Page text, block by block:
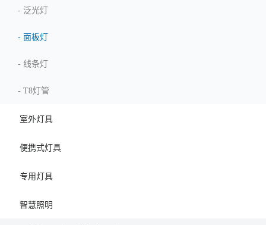
- 泛光灯
- 面板灯
- 线条灯
- T8灯管
室外灯具
便携式灯具
专用灯具
智慧照明